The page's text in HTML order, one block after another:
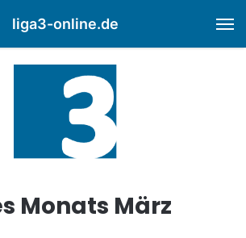
liga3-online.de
Monats März